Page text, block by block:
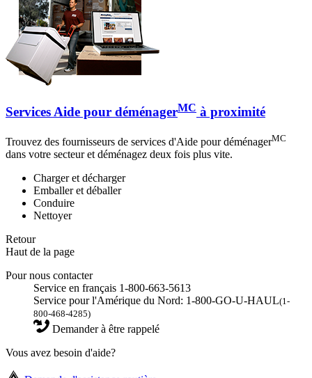
Services Aide pour déménagerMC à proximité
Trouvez des fournisseurs de services d'Aide pour déménagerMC
dans votre secteur et déménagez deux fois plus vite.
Charger et décharger
Emballer et déballer
Conduire
Nettoyer
Retour
Haut de la page
Pour nous contacter
Service en français 1-800-663-5613
Service pour l'Amérique du Nord: 1-800-GO-U-HAUL(1-
800-468-4285)
Demander à être rappelé
Vous avez besoin d'aide?